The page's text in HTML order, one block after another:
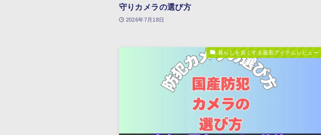
守りカメラの選び方
2026年7月18日
暮らしを良くする最新アイテムレビュー